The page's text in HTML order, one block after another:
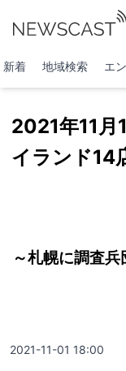
新着 地域検索 エ
2021年11月
イランド14
～札幌に調査
2021-11-01 18:00